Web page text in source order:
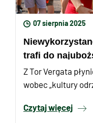
07 sierpnia 2025
trafi do
Z Tor Vergata
wobec „kultury
Czytaj więcej